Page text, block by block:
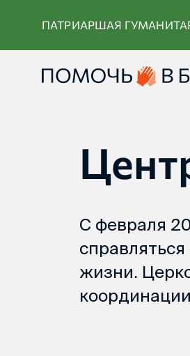
ПАТРИАРШАЯ
С февраля
жизни.